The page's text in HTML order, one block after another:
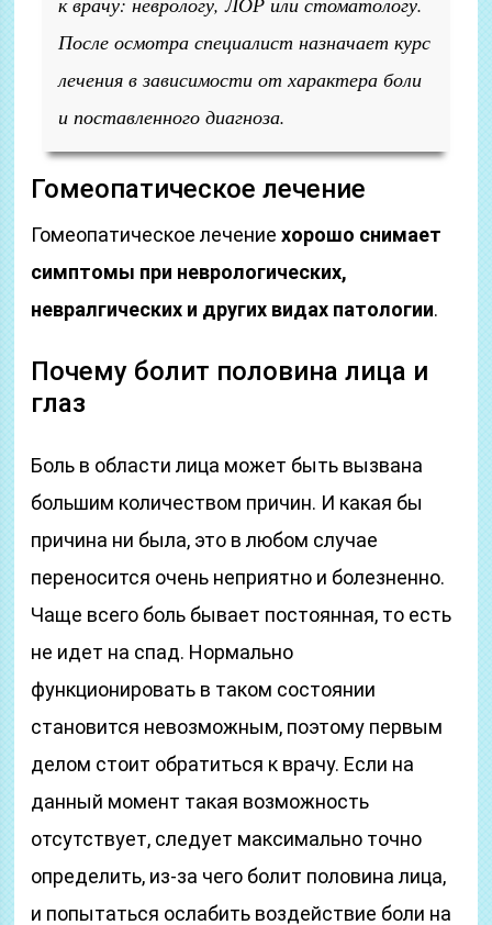
После осмотра специалист назначает курс
лечения в зависимости от характера боли
и поставленного диагноза.
Гомеопатическое лечение
Гомеопатическое лечениехорошо снимает
симптомы при неврологических,
невралгических и других видах патологии.
Почему болит половина лица и
глаз
Боль в области лица может быть вызвана
большим количеством причин. И какая бы
причина ни была, это в любом случае
переносится очень неприятно и болезненно.
Чаще всего боль бывает постоянная, то есть
не идет на спад. Нормально
функционировать в таком состоянии
становится невозможным, поэтому первым
делом стоит обратиться к врачу. Если на
данный момент такая возможность
отсутствует, следует максимально точно
определить, из-за чего болит половина лица,
и попытаться ослабить воздействие боли на